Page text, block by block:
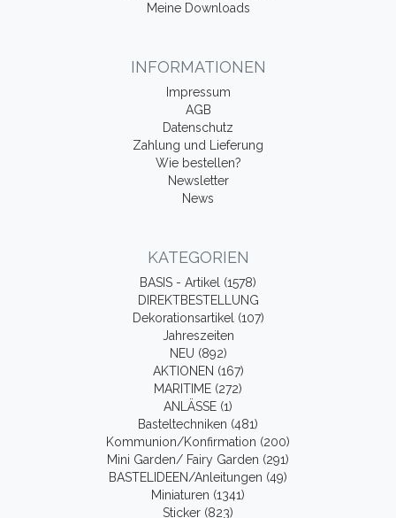
Meine Downloads
INFORMATIONEN
Impressum
AGB
Datenschutz
Zahlung und Lieferung
Wie bestellen?
Newsletter
News
KATEGORIEN
BASIS - Artikel (1578)
DIREKTBESTELLUNG
Dekorationsartikel (107)
Jahreszeiten
NEU (892)
AKTIONEN (167)
MARITIME (272)
ANLÄSSE (1)
Basteltechniken (481)
Kommunion/Konfirmation (200)
Mini Garden/ Fairy Garden (291)
BASTELIDEEN/Anleitungen (49)
Miniaturen (1341)
Sticker (823)